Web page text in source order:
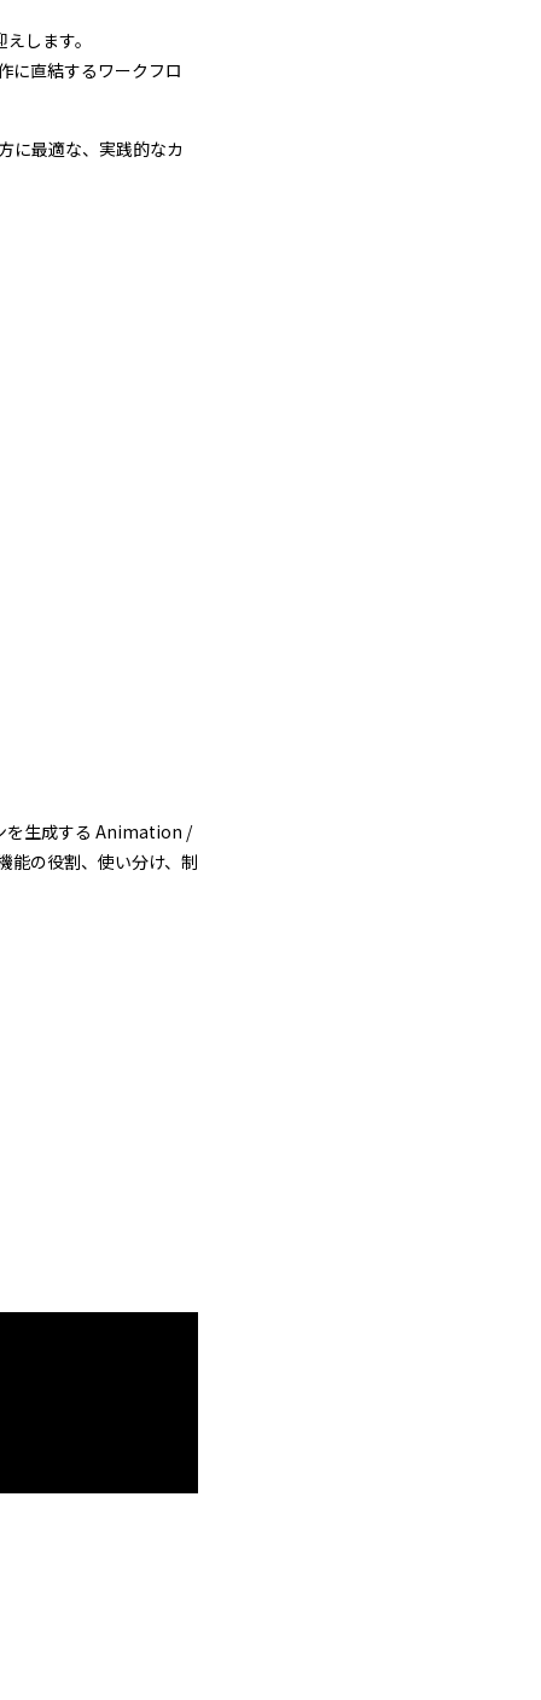
します。
に直結するワークフロ
に最適な、実践的なカ
を生成する Animation /
能の役割、使い分け、制